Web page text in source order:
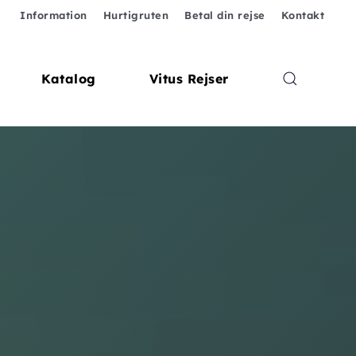
Information Hurtigruten Betal din rejse Kontakt
Katalog Vitus Rejser